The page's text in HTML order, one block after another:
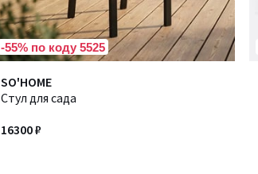
-55% по коду 5525
SO'HOME
Стул для сада
16300 ₽